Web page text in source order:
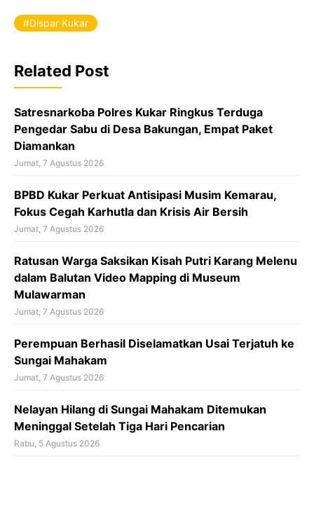
e
o
o
k
Dispar Kukar
Related Post
Satresnarkoba Polres Kukar Ringkus Terduga
Pengedar Sabu di Desa Bakungan, Empat Paket
Diamankan
Jumat, 7 Agustus 2026
BPBD Kukar Perkuat Antisipasi Musim Kemarau,
Fokus Cegah Karhutla dan Krisis Air Bersih
Jumat, 7 Agustus 2026
Ratusan Warga Saksikan Kisah Putri Karang Melenu
dalam Balutan Video Mapping di Museum
Mulawarman
Jumat, 7 Agustus 2026
Perempuan Berhasil Diselamatkan Usai Terjatuh ke
Sungai Mahakam
Jumat, 7 Agustus 2026
Nelayan Hilang di Sungai Mahakam Ditemukan
Meninggal Setelah Tiga Hari Pencarian
Rabu, 5 Agustus 2026